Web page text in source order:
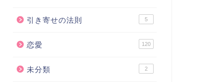
引き寄せの法則 5
恋愛 120
未分類 2